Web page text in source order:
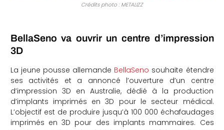
Crédits photo : METALIZZ
BellaSeno va ouvrir un centre d’impression
3D
La jeune pousse allemande BellaSeno souhaite étendre
ses activités et a annoncé l’ouverture d’un centre
d’impression 3D en Australie, dédié à la production
d’implants imprimés en 3D pour le secteur médical.
L’objectif est de produire jusqu’à 100 000 échafaudages
imprimés en 3D pour des implants mammaires. Ces